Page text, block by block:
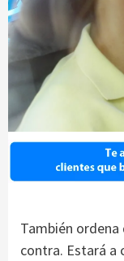
También ordena
contra. Estará a